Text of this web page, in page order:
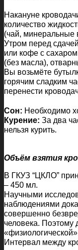
Накануне
количество
(чай, минеральные
Утром перед
или кофе с
(без масла),
Вы возьмёте
горячим сладким
перенести
Сон: Необходимо
Курение: За два
нельзя курить.
Объём взятия
В ГКУЗ “ЦКЛО”
– 450 мл.
Научными
наблюдениями
совершенно
человека. Поэтому
Интервал между